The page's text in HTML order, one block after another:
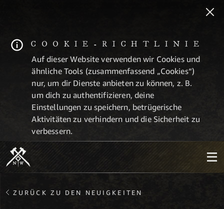
COOKIE-RICHTLINIE
Auf dieser Website verwenden wir Cookies und
ähnliche Tools (zusammenfassend „Cookies“)
nur, um dir Dienste anbieten zu können, z. B.
um dich zu authentifizieren, deine
Einstellungen zu speichern, betrügerische
Aktivitäten zu verhindern und die Sicherheit zu
verbessern.
ZURÜCK ZU DEN NEUIGKEITEN